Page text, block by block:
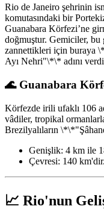
Rio de Janeiro şehrinin
komutasındaki bir
Guanabara Körfezi’ne
doğmuştur. Gemiciler, bu
zannettikleri için buraya
Ayı Nehri"\*\* adını
🌊 Guanabara
Körfezde irili ufaklı 106
vâdiler, tropikal
Brezilyalıların
Genişlik: 4 km ile
Çevresi: 140 km'dir.
📈 Rio'nun